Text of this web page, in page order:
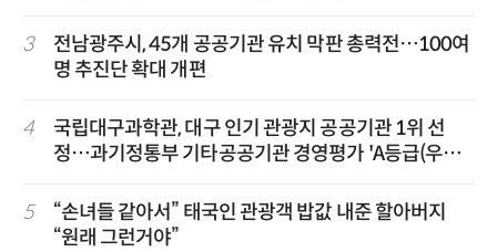
3
전남광주시, 45개 공공기관 유치 막판 총력전…100여
명 추진단 확대 개편
4
국립대구과학관, 대구 인기 관광지 공공기관 1위 선
정…과기정통부 기타공공기관 경영평가 'A등급(우수)'
5
“손녀들 같아서” 태국인 관광객 밥값 내준 할아버지
“원래 그런거야”